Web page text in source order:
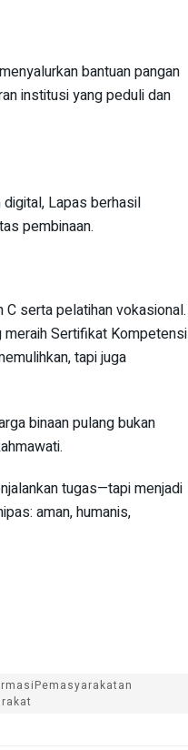
bantuan pangan
institusi yang peduli dan
Lapas berhasil
pembinaan.
serta pelatihan vokasional.
meraih Sertifikat Kompetensi
tapi juga
binaan pulang bukan
tugas—tapi menjadi
aman, humanis,